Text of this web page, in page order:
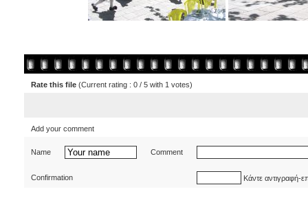
Rate this file (Current rating : 0 / 5 with 1 votes)
Add your comment
Name Comment
Confirmation Κάντε αντιγραφή-